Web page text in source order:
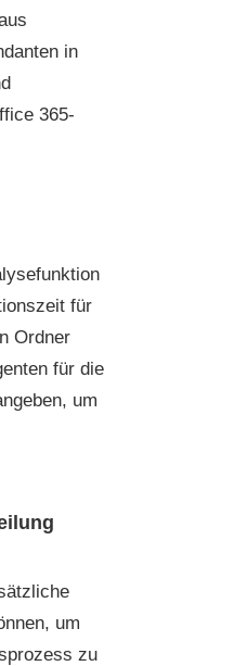
in
365-
für
Ordner
für die
um
um
zu